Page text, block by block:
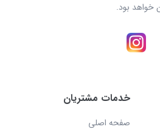
خواهد بود.
خدمات مشتریان
صفحه اصلی